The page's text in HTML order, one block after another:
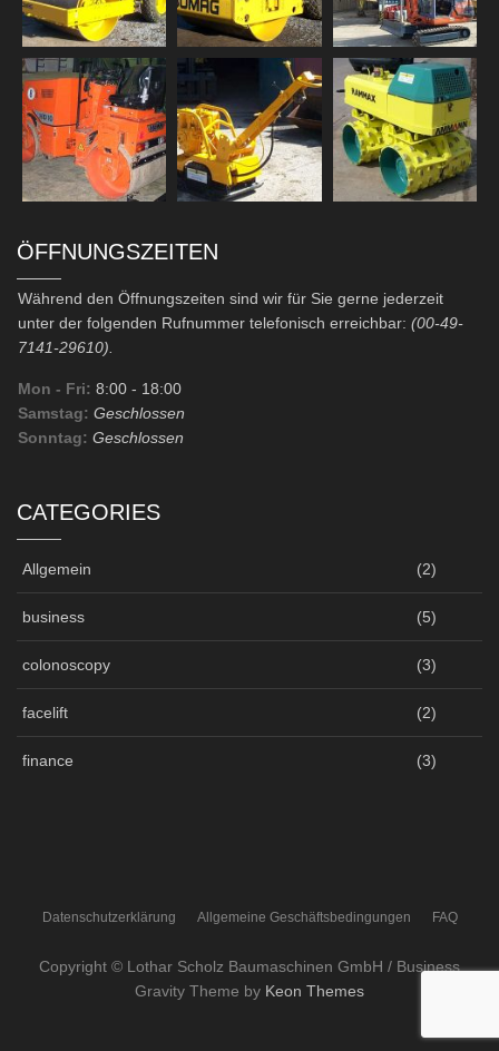
ÖFFNUNGSZEITEN
Während den Öffnungszeiten sind wir für Sie gerne jederzeit
unter der folgenden Rufnummer telefonisch erreichbar: (00-49-
7141-29610).
Mon - Fri: 8:00 - 18:00
Samstag: Geschlossen
Sonntag: Geschlossen
CATEGORIES
Allgemein (2)
business (5)
colonoscopy (3)
facelift (2)
finance (3)
Datenschutzerklärung Allgemeine Geschäftsbedingungen FAQ
Copyright © Lothar Scholz Baumaschinen GmbH / Business
Gravity Theme by Keon Themes